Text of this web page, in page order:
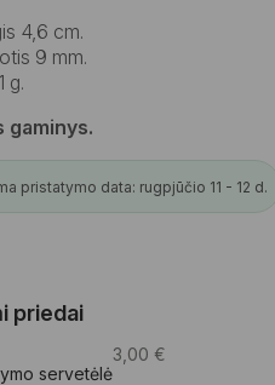
4,6 cm.
9 mm.
g.
gaminys.
pristatymo data: rugpjūčio 11 - 12 d.
priedai
servetėlė
3,00 €